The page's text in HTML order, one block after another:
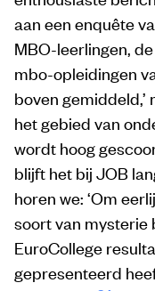
aan een enquête
MBO-leerlingen,
mbo-opleidingen
boven
het gebied van
wordt hoog
blijft het bij JOB
horen we: ‘Om
soort van mysterie
EuroCollege
gepresenteerd